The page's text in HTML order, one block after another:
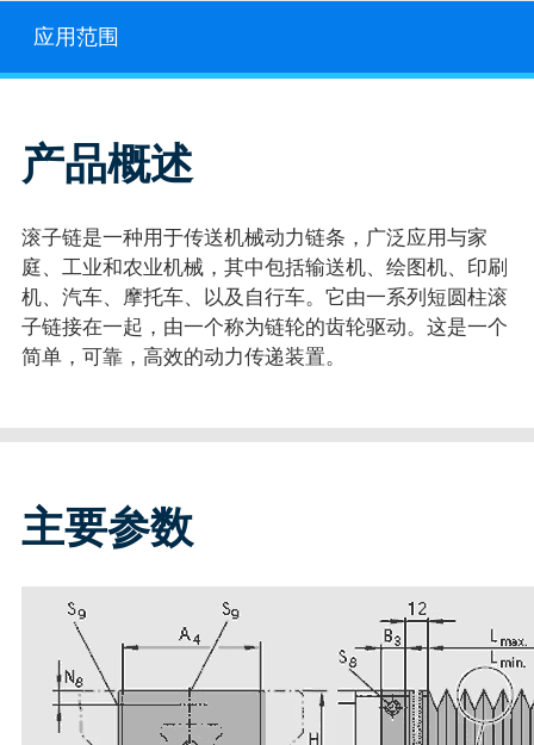
应用范围
产品概述
滚子链是一种用于传送机械动力链条，广泛应用与家
庭、工业和农业机械，其中包括输送机、绘图机、印刷
机、汽车、摩托车、以及自行车。它由一系列短圆柱滚
子链接在一起，由一个称为链轮的齿轮驱动。这是一个
简单，可靠，高效的动力传递装置。
主要参数